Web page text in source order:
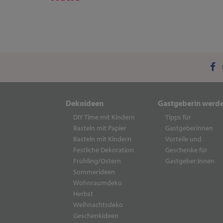
Dekoideen
DIY Time mit Kindern
Basteln mit Papier
Basteln mit Kindern
Festliche Dekoration
Frühling/Ostern
Sommerideen
Wohnraumdeko
Herbst
Weihnachtsdeko
Geschenkideen
Gastgeberin
Tipps für
Gastgeberinnen
Vorteile und
Geschenke für
Gastgeber:innen